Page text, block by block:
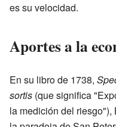
es su velocidad.
Aportes a la
En su libro de 1738,
sortis (que significa
la medición del